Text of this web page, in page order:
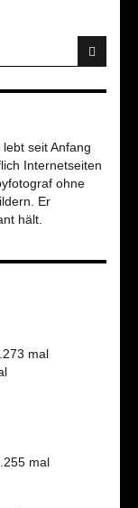
lebt seit Anfang
Internetseiten
ohne
Er
hält.
mal
mal